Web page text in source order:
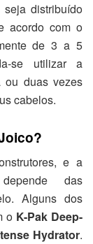
distribuído
acordo com o
de 3 a 5
se utilizar a
ou duas vezes
cabelos.
e a
das
Alguns dos
o K-Pak Deep-
Hydrator.